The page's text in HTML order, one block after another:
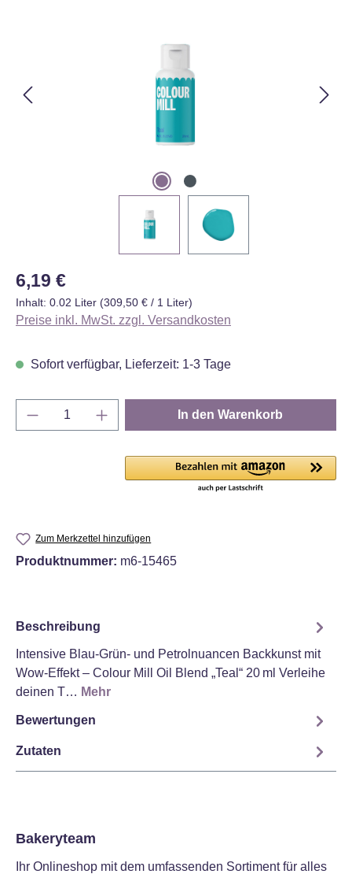
Regulärer Preis:
6,19 €
Inhalt: 0.02 Liter (309,50 € / 1 Liter)
Preise inkl. MwSt. zzgl. Versandkosten
Sofort verfügbar, Lieferzeit: 1-3 Tage
Produkt Anzahl: Gib den gewünschten
In den Warenkorb
Zum Merkzettel hinzufügen
Produktnummer: m6-15465
Beschreibung
Intensive Blau-Grün- und Petrolnuancen Backkunst mit
Wow‑Effekt – Colour Mill Oil Blend „Teal“ 20 ml Verleihe
deinen T… Mehr
Bewertungen
Zutaten
Bakeryteam
Ihr Onlineshop mit dem umfassenden Sortiment für alles